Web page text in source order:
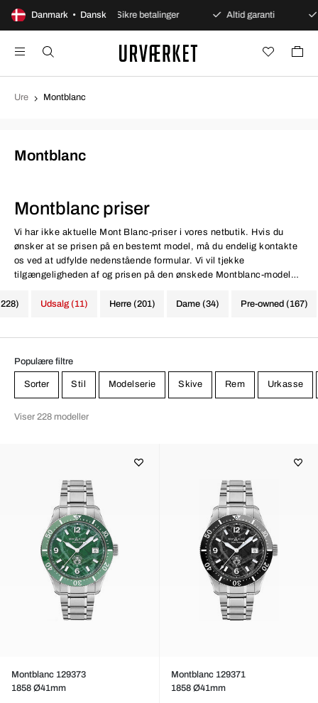
Danmark • Dansk
køb Sikre betalinger Altid garanti
Ure Montblanc
Montblanc
Montblanc priser
Vi har ikke aktuelle Mont Blanc-priser i vores netbutik. Hvis du
ønsker at se prisen på en bestemt model, må du endelig kontakte
os ved at udfylde nedenstående formular. Vi vil tjekke
tilgængeligheden af og prisen på den ønskede Montblanc-model
Herre (201) Dame (34) Pre-owned (167)
Udsalg (11)
Populære filtre
Sorter Stil Modelserie Skive Rem Urkasse
Viser 228 modeller
Montblanc 129373
1858 Ø41mm
Montblanc 129371
1858 Ø41mm